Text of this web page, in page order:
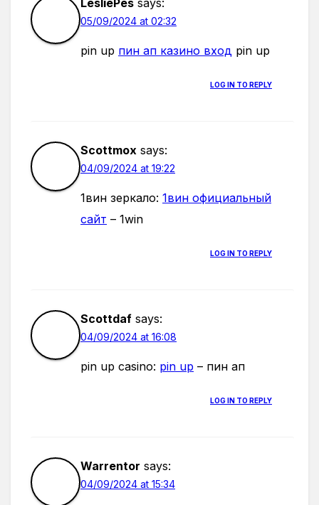
LesliePes says:
05/09/2024 at 02:32
pin up пин ап казино вход pin up
LOG IN TO REPLY
Scottmox says:
04/09/2024 at 19:22
1вин зеркало: 1вин официальный
сайт – 1win
LOG IN TO REPLY
Scottdaf says:
04/09/2024 at 16:08
pin up casino: pin up – пин ап
LOG IN TO REPLY
Warrentor says:
04/09/2024 at 15:34